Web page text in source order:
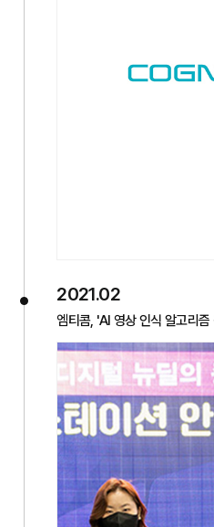
2021.02
엠티콤, 'AI 영상 인식 알고리즘